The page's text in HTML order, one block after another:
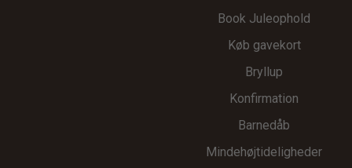
Book Juleophold
Køb gavekort
Bryllup
Konfirmation
Barnedåb
Mindehøjtideligheder